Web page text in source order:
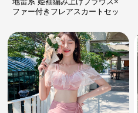
ファー付きフレアスカートセッ